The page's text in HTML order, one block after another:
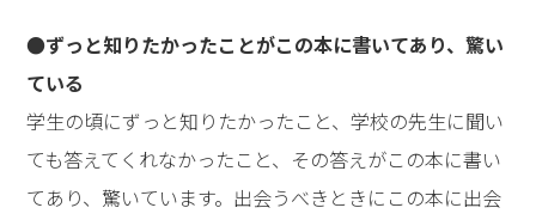
●ずっと知りたかったことがこの本に書いてあり、驚い
ている
学生の頃にずっと知りたかったこと、学校の先生に聞い
ても答えてくれなかったこと、その答えがこの本に書い
てあり、驚いています。出会うべきときにこの本に出会